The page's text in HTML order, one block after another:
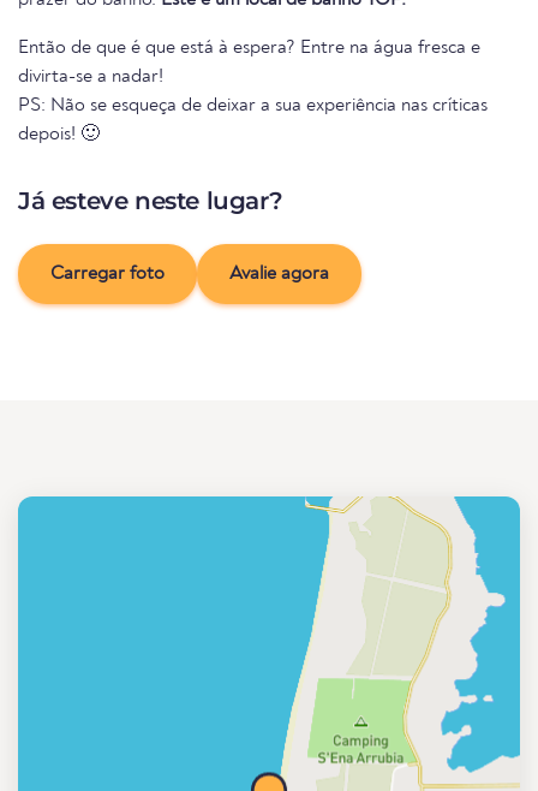
Então de que é que está à espera? Entre na água fresca e
divirta-se a nadar!
PS: Não se esqueça de deixar a sua experiência nas críticas
depois! 🙂
Já esteve neste lugar?
Carregar foto Avalie agora